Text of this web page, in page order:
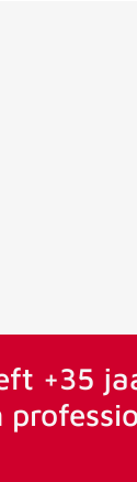
Vanaf 75€
+35